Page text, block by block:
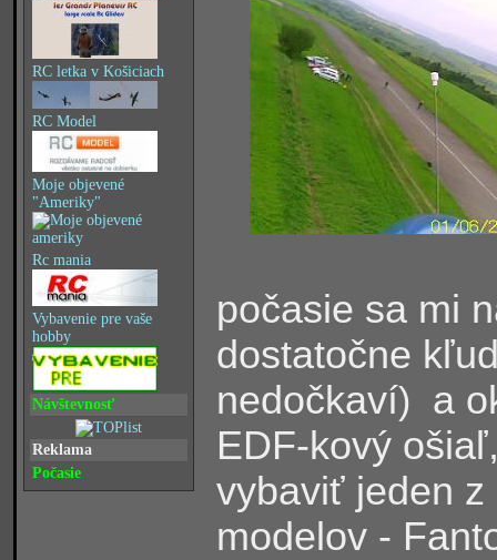
RC letka v Košiciach
RC Model
Moje objevené
"Ameriky"
Rc mania
Vybavenie pre vaše
hobby
Návštevnosť
Reklama
Počasie
počasie sa mi
dostatočne
nedočkaví) a
EDF-kový
vybaviť jeden
modelov -